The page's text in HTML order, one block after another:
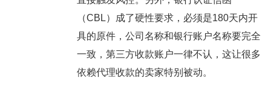
（CBL）成了硬性要求，必须是180天内开
具的原件，公司名称和银行账户名称要完全
一致，第三方收款账户一律不认，这让很多
依赖代理收款的卖家特别被动。